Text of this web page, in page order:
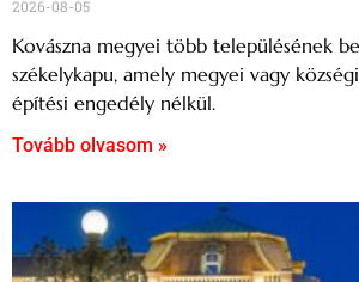
2026-08-05
Kovászna megyei több településének
székelykapu, amely megyei vagy
építési engedély nélkül.
Tovább olvasom »